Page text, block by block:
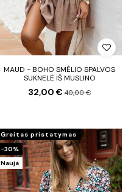
MAUD - BOHO SMĖLIO SPALVOS
SUKNELĖ IŠ MUSLINO
32,00 € 40,00 €
Greitas pristatymas
−30%
Nauja